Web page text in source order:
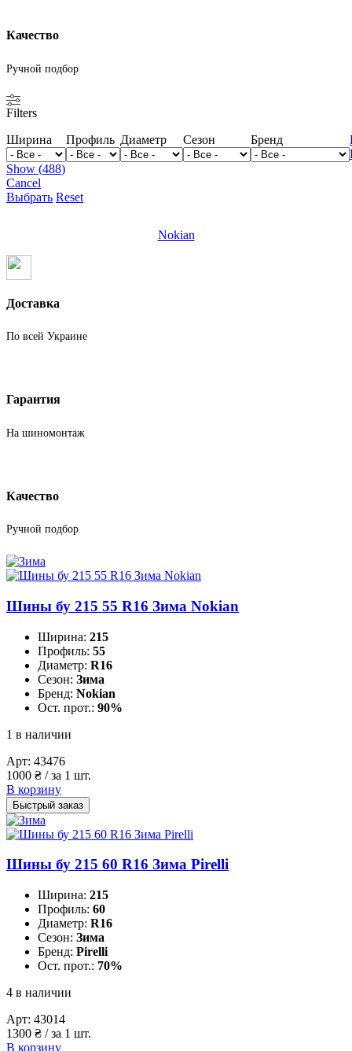
Качество
Ручной подбор
Filters
Ширина
Профиль Диаметр Сезон Бренд
Show (488)
Cancel
Выбрать Reset
Nokian
Доставка
По всей Украине
Гарантия
На шиномонтаж
Качество
Ручной подбор
Шины бу 215 55 R16 Зима Nokian
Ширина: 215
Профиль: 55
Диаметр: R16
Сезон: Зима
Бренд: Nokian
Ост. прот.: 90%
1 в наличии
Арт: 43476
1000 ₴ / за 1 шт.
В корзину
Быстрый заказ
Шины бу 215 60 R16 Зима Pirelli
Ширина: 215
Профиль: 60
Диаметр: R16
Сезон: Зима
Бренд: Pirelli
Ост. прот.: 70%
4 в наличии
Арт: 43014
1300 ₴ / за 1 шт.
В корзину